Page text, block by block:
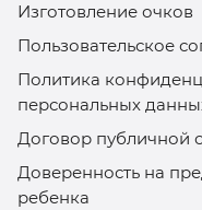
Изготовление очков
Пользовательское
Политика
персональных
Договор публичной
Доверенность на
ребенка